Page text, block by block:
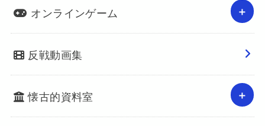
オンラインゲーム
反戦動画集
懐古的資料室